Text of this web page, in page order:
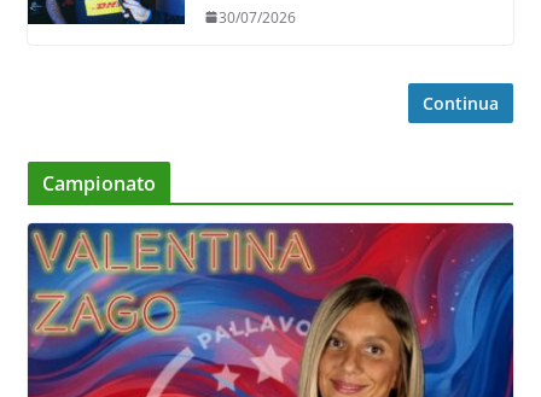
30/07/2026
Continua
Campionato